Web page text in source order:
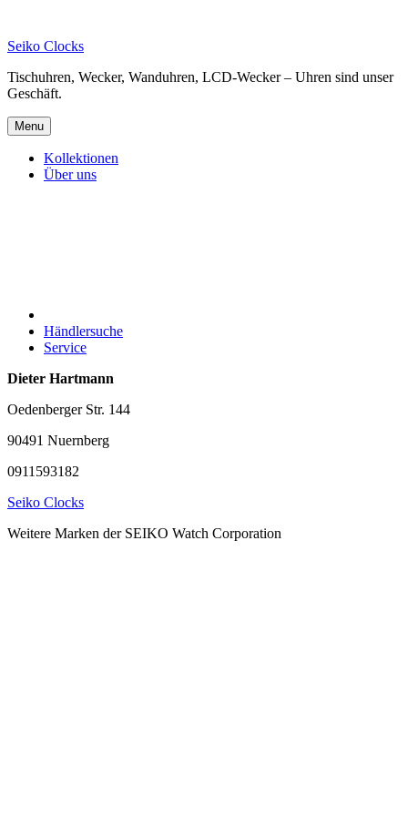
content
Seiko Clocks
Tischuhren, Wecker, Wanduhren, LCD-Wecker – Uhren sind unser
Geschäft.
Menu
Kollektionen
Über uns
Händlersuche
Service
Dieter Hartmann
Oedenberger Str. 144
90491 Nuernberg
0911593182
Seiko Clocks
Weitere Marken der SEIKO Watch Corporation